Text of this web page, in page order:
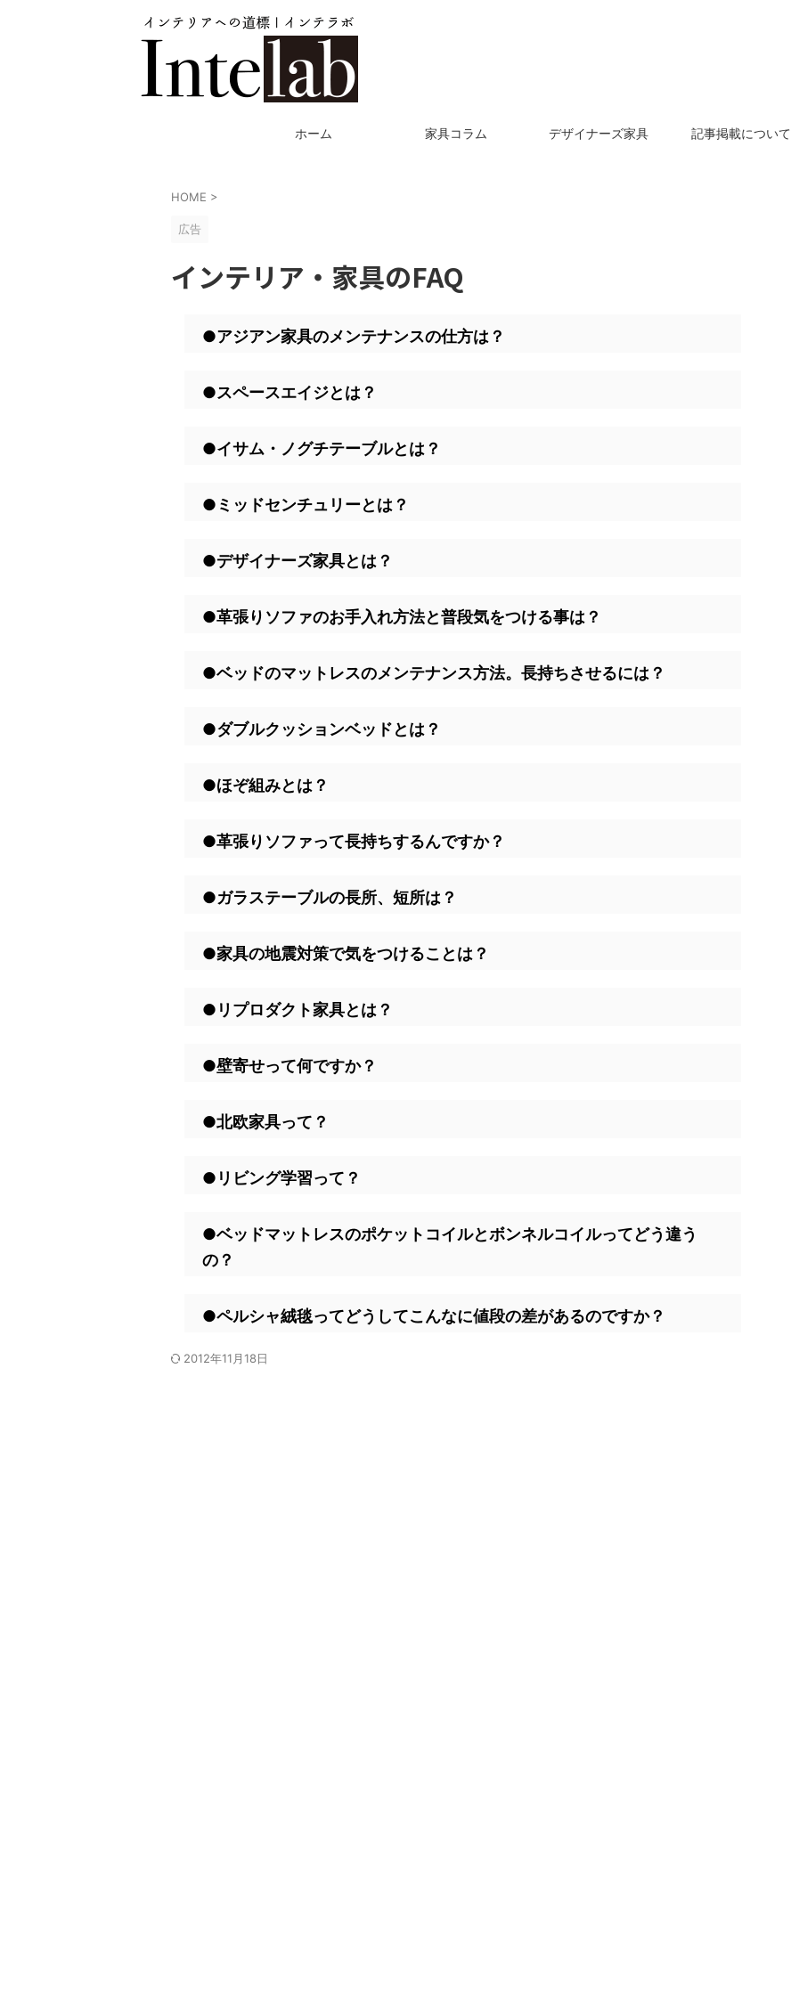
ホーム 家具コラム デザイナーズ家具 記事掲載について
HOME >
広告
インテリア・家具のFAQ
●アジアン家具のメンテナンスの仕方は？
●スペースエイジとは？
●イサム・ノグチテーブルとは？
●ミッドセンチュリーとは？
●デザイナーズ家具とは？
●革張りソファのお手入れ方法と普段気をつける事は？
●ベッドのマットレスのメンテナンス方法。長持ちさせるには？
●ダブルクッションベッドとは？
●ほぞ組みとは？
●革張りソファって長持ちするんですか？
●ガラステーブルの長所、短所は？
●家具の地震対策で気をつけることは？
●リプロダクト家具とは？
●壁寄せって何ですか？
●北欧家具って？
●リビング学習って？
●ベッドマットレスのポケットコイルとボンネルコイルってどう違う
の？
●ペルシャ絨毯ってどうしてこんなに値段の差があるのですか？
2012年11月18日